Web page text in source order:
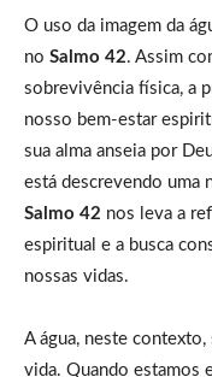
O uso da imagem da
no Salmo 42. Assim
sobrevivência física, a
nosso bem-estar
sua alma anseia por
está descrevendo uma
Salmo 42 nos leva a
espiritual e a busca
nossas vidas.
A água, neste
vida. Quando estamos